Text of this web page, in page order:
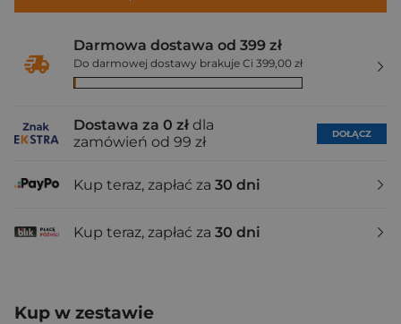
Darmowa dostawa od 399 zł
Do darmowej dostawy brakuje Ci 399,00 zł
Dostawa za 0 zł dla
zamówień od 99 zł
DOŁĄCZ
Kup teraz, zapłać za 30 dni
Kup teraz, zapłać za 30 dni
Kup w zestawie